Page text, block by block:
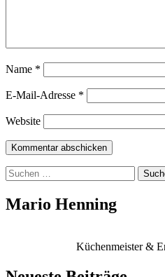
Name *
E-Mail-Adresse *
Website
Suchen
nach:
Mario Henning
Küchenmeister &